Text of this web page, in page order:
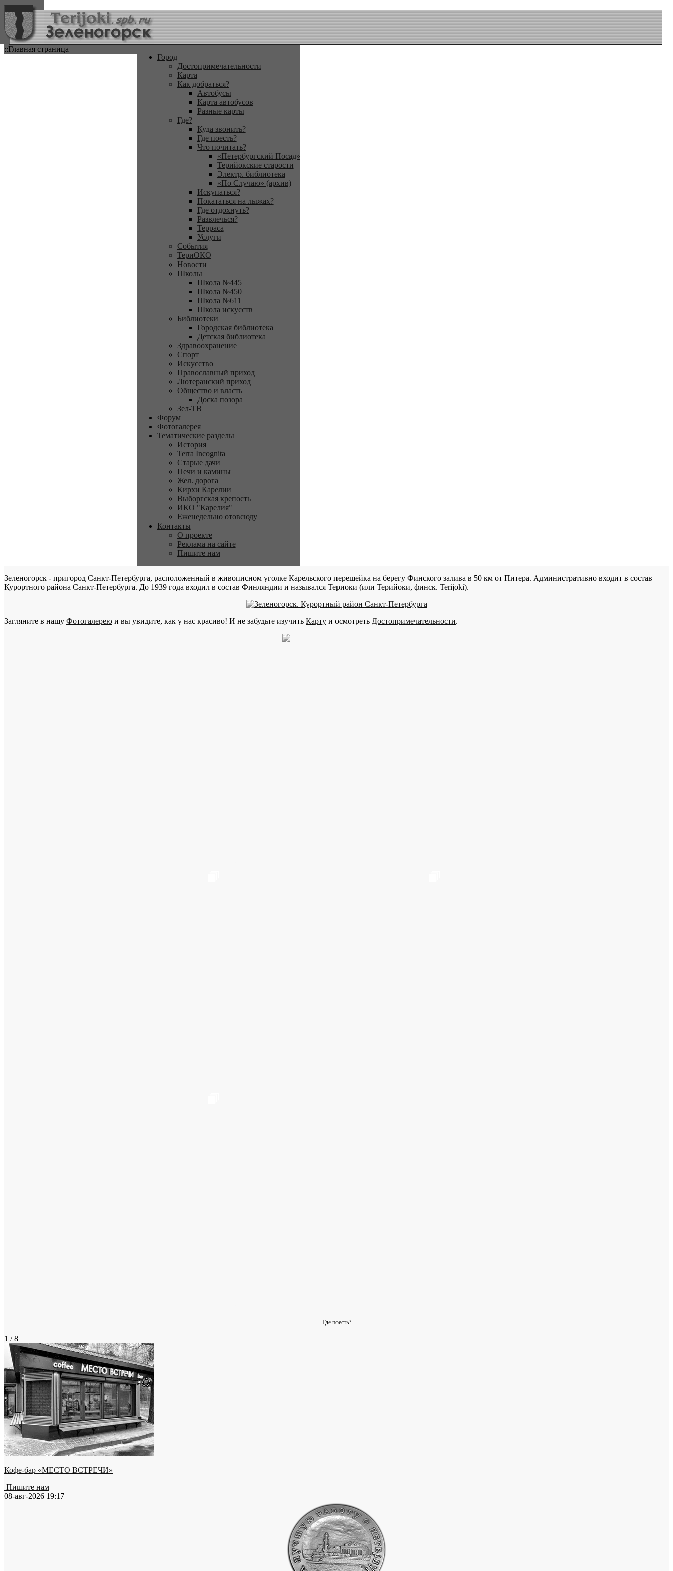
::Главная страница
Город
Достопримечательности
Карта
Как добраться?
Автобусы
Карта автобусов
Разные карты
Где?
Куда звонить?
Где поесть?
Что почитать?
«Петербургский Посад»
Терийокские старости
Электр. библиотека
«По Случаю» (архив)
Искупаться?
Покататься на лыжах?
Где отдохнуть?
Развлечься?
Терраса
Услуги
События
ТериОКО
Новости
Школы
Школа №445
Школа №450
Школа №611
Школа искусств
Библиотеки
Городская библиотека
Детская библиотека
Здравоохранение
Спорт
Искусство
Православный приход
Лютеранский приход
Общество и власть
Доска позора
Зел-ТВ
Форум
Фотогалерея
Тематические разделы
История
Terra Incognita
Старые дачи
Печи и камины
Жел. дорога
Кирхи Карелии
Выборгская крепость
ИКО "Карелия"
Еженедельно отовсюду
Контакты
О проекте
Реклама на сайте
Пишите нам
Зеленогорск - пригород Санкт-Петербурга, расположенный в живописном уголке Карельского перешейка на берегу Финского залива в 50 км от Питера. Административно входит в состав
Курортного района Санкт-Петербурга. До 1939 года входил в состав Финляндии и назывался Териоки (или Терийоки, финск. Terijoki).
Загляните в нашу Фотогалерею и вы увидите, как у нас красиво! И не забудьте изучить Карту и осмотреть Достопримечательности.
Где поесть?
1 / 8
Кофе-бар «МЕСТО ВСТРЕЧИ»
Пишите нам
08-авг-2026 19:17